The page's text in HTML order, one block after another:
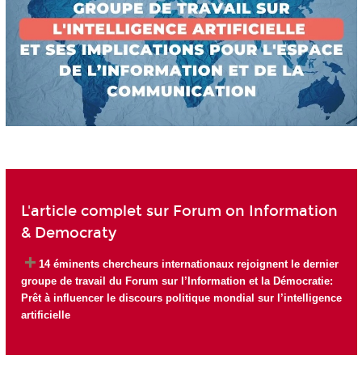
L'article complet sur Forum on Information
& Democraty
14 éminents chercheurs internationaux rejoignent le dernier
groupe de travail du Forum sur l’Information et la Démocratie:
Prêt à influencer le discours politique mondial sur l’intelligence
artificielle